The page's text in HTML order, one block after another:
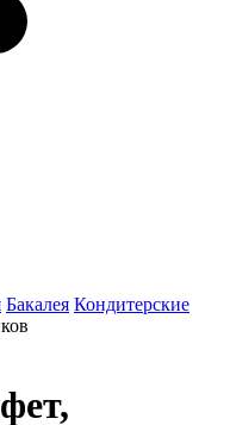
Бакалея Кондитерские